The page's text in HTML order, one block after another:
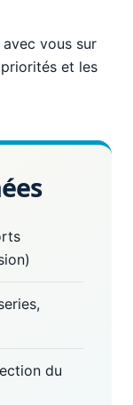
vous sur
et les
du